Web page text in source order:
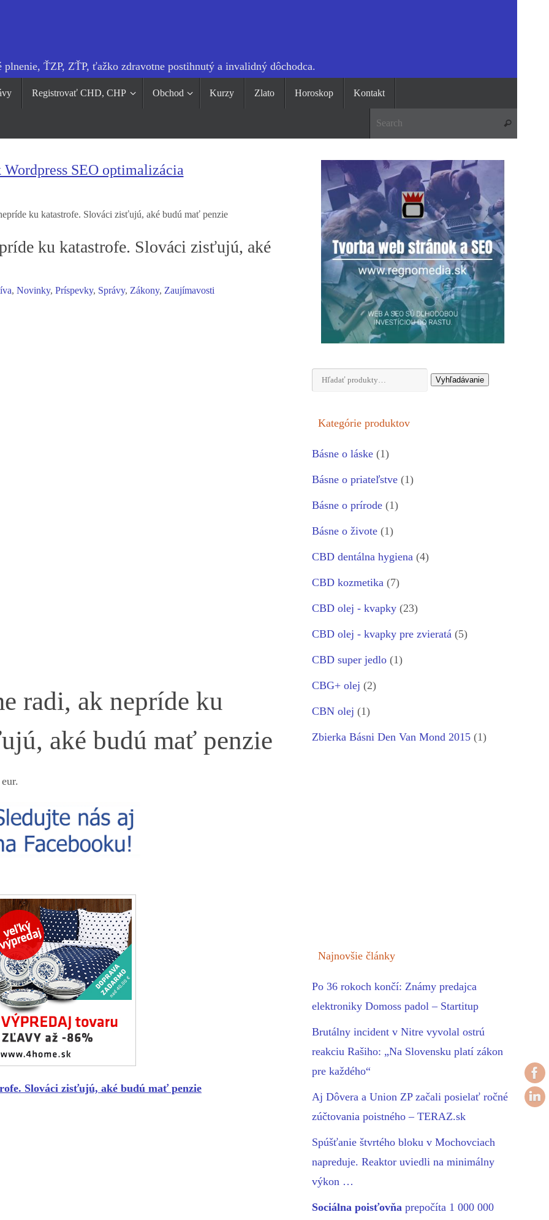
ŤZP, ZŤP, ťažko zdravotne postihnutý a invalidný dôchodca.
Registrovať CHD, CHP Obchod Kurzy Zlato Horoskop Kontakt
Search
SEO optimalizácia
ku katastrofe. Slováci zisťujú, aké budú mať penzie
ku katastrofe. Slováci zisťujú, aké
,Novinky,Príspevky, Správy,Zákony,Zaujímavosti
radi, ak nepríde ku
aké budú mať penzie
Slováci zisťujú, aké budú mať penzie
Hľadať: Vyhľadávanie
Kategórie produktov
Básne o láske (1)
Básne o priateľstve (1)
Básne o prírode (1)
Básne o živote (1)
CBD dentálna hygiena (4)
CBD kozmetika (7)
CBD olej - kvapky (23)
CBD olej - kvapky pre zvieratá (5)
CBD super jedlo (1)
CBG+ olej (2)
CBN olej (1)
Zbierka Básni Den Van Mond 2015 (1)
Najnovšie články
Po 36 rokoch končí: Známy predajca
elektroniky Domoss padol – Startitup
Brutálny incident v Nitre vyvolal ostrú
reakciu Rašiho: „Na Slovensku platí zákon
pre každého“
Aj Dôvera a Union ZP začali posielať ročné
zúčtovania poistného – TERAZ.sk
Spúšťanie štvrtého bloku v Mochovciach
napreduje. Reaktor uviedli na minimálny
výkon …
Sociálna poisťovňa prepočíta 1 000 000